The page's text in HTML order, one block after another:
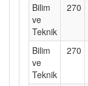
Bilim
ve
Teknik
270
Bilim
ve
Teknik
270